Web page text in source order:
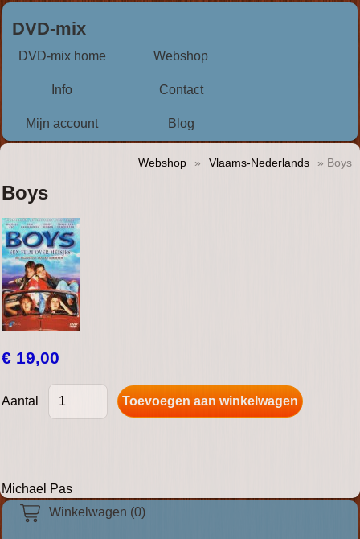
DVD-mix
DVD-mix home Webshop
Info Contact
Mijn account Blog
Winkelwagen (0)
Webshop » Vlaams-Nederlands » Boys
Boys
€ 19,00
Aantal
Michael Pas